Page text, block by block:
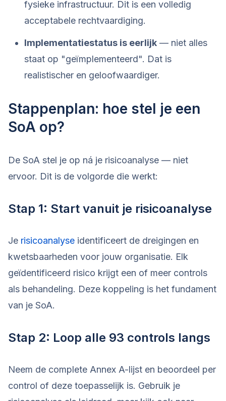
fysieke infrastructuur. Dit is een volledig
acceptabele rechtvaardiging.
Implementatiestatus is eerlijk — niet alles
staat op "geïmplementeerd". Dat is
realistischer en geloofwaardiger.
Stappenplan: hoe stel je een
SoA op?
De SoA stel je op ná je risicoanalyse — niet
ervoor. Dit is de volgorde die werkt:
Stap 1: Start vanuit je risicoanalyse
Je risicoanalyse identificeert de dreigingen en
kwetsbaarheden voor jouw organisatie. Elk
geïdentificeerd risico krijgt een of meer controls
als behandeling. Deze koppeling is het fundament
van je SoA.
Stap 2: Loop alle 93 controls langs
Neem de complete Annex A-lijst en beoordeel per
control of deze toepasselijk is. Gebruik je